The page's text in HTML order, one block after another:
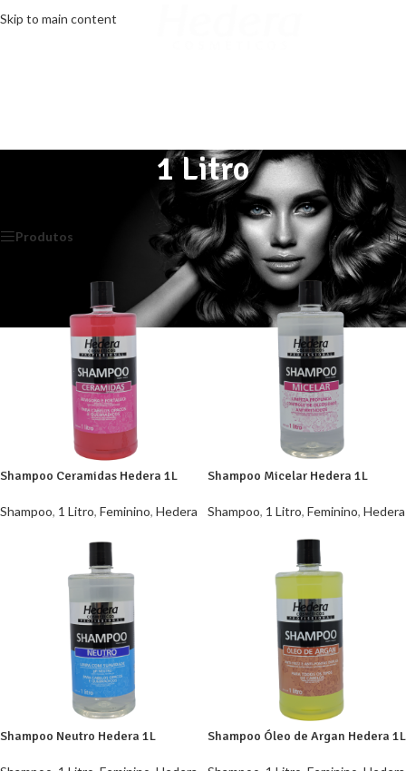
Skip to main content
MENU
1 Litro
Exibindo todos 6 resultados
Produtos
Shampoo Ceramidas Hedera 1L
Shampoo, 1 Litro, Feminino, Hedera
Shampoo Micelar Hedera 1L
Shampoo, 1 Litro, Feminino, Hedera
Shampoo Neutro Hedera 1L Shampoo Óleo de Argan Hedera 1L